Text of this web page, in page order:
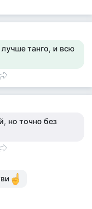
танго, и всю
но точно без